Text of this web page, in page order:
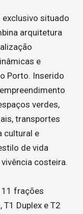
exclusivo situado
arquitetura
e
Porto. Inserido
verdes,
transportes
cultural e
de vida
costeira.
11 frações
Duplex e T2